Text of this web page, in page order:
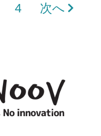
4 次へ